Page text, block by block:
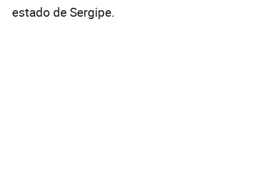
estado de Sergipe.